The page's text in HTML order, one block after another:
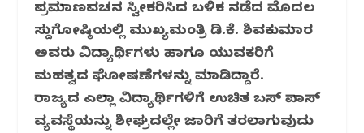
b
o
o
k
r A
p
p
ra
m
ಪ್ರಮಾಣವಚನ ಸ್ವೀಕರಿಸಿದ ಬಳಿಕ ನಡೆದ ಮೊದಲ
ಸುದ್ದಿಗೋಷ್ಠಿಯಲ್ಲಿ ಮುಖ್ಯಮಂತ್ರಿ ಡಿ.ಕೆ. ಶಿವಕುಮಾರ
ಅವರು ವಿದ್ಯಾರ್ಥಿಗಳು ಹಾಗೂ ಯುವಕರಿಗೆ
ಮಹತ್ವದ ಘೋಷಣೆಗಳನ್ನು ಮಾಡಿದ್ದಾರೆ.
ರಾಜ್ಯದ ಎಲ್ಲಾ ವಿದ್ಯಾರ್ಥಿಗಳಿಗೆ ಉಚಿತ ಬಸ್ ಪಾಸ್
ವ್ಯವಸ್ಥೆಯನ್ನು ಶೀಘ್ರದಲ್ಲೇ ಜಾರಿಗೆ ತರಲಾಗುವುದು